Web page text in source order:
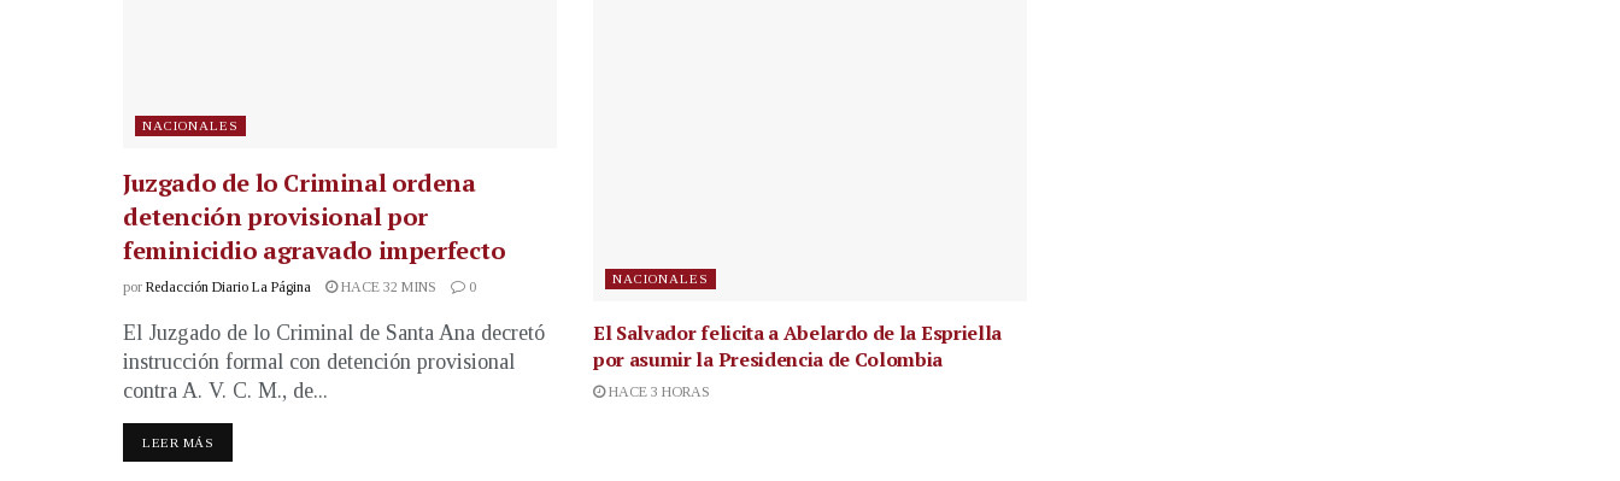
NACIONALES
Juzgado de lo Criminal ordena
detención provisional por
feminicidio agravado imperfecto
por Redacción Diario La Página HACE 32 MINS 0
El Juzgado de lo Criminal de Santa Ana decretó
instrucción formal con detención provisional
contra A. V. C. M., de...
LEER MÁS
NACIONALES
El Salvador felicita a Abelardo de la Espriella
por asumir la Presidencia de Colombia
HACE 3 HORAS